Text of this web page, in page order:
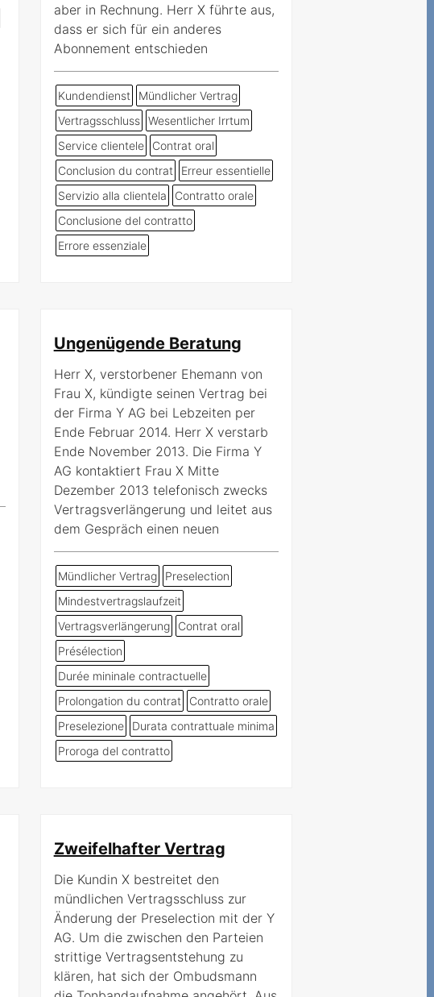
aber in Rechnung. Herr X führte aus,
dass er sich für ein anderes
Abonnement entschieden
Kundendienst
Mündlicher Vertrag
Vertragsschluss
Wesentlicher Irrtum
Service clientele
Contrat oral
Conclusion du contrat
Erreur essentielle
Servizio alla clientela
Contratto orale
Conclusione del contratto
Errore essenziale
Ungenügende Beratung
Herr X, verstorbener Ehemann von
Frau X, kündigte seinen Vertrag bei
der Firma Y AG bei Lebzeiten per
Ende Februar 2014. Herr X verstarb
Ende November 2013. Die Firma Y
AG kontaktiert Frau X Mitte
Dezember 2013 telefonisch zwecks
Vertragsverlängerung und leitet aus
dem Gespräch einen neuen
Mündlicher Vertrag
Preselection
Mindestvertragslaufzeit
Vertragsverlängerung
Contrat oral
Présélection
Durée mininale contractuelle
Prolongation du contrat
Contratto orale
Preselezione
Durata contrattuale minima
Proroga del contratto
Zweifelhafter Vertrag
Die Kundin X bestreitet den
mündlichen Vertragsschluss zur
Änderung der Preselection mit der Y
AG. Um die zwischen den Parteien
strittige Vertragsentstehung zu
klären, hat sich der Ombudsmann